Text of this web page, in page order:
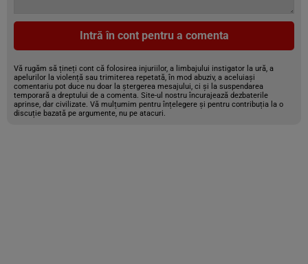
Intră în cont pentru a comenta
Vă rugăm să țineți cont că folosirea injuriilor, a limbajului instigator la ură, a
apelurilor la violență sau trimiterea repetată, în mod abuziv, a aceluiași
comentariu pot duce nu doar la ștergerea mesajului, ci și la suspendarea
temporară a dreptului de a comenta. Site-ul nostru încurajează dezbaterile
aprinse, dar civilizate. Vă mulțumim pentru înțelegere și pentru contribuția la o
discuție bazată pe argumente, nu pe atacuri.